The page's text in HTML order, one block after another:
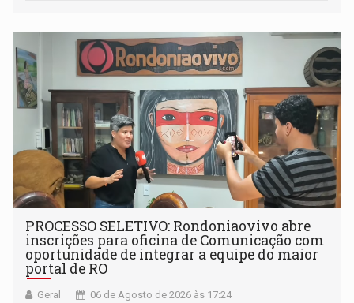
PROCESSO SELETIVO: Rondoniaovivo abre
inscrições para oficina de Comunicação com
oportunidade de integrar a equipe do maior
portal de RO
Geral 06 de Agosto de 2026 às 17:24